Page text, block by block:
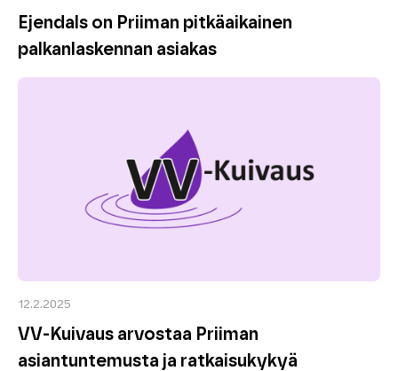
Ejendals on Priiman pitkäaikainen
palkanlaskennan asiakas
12.2.2025
VV-Kuivaus arvostaa Priiman
asiantuntemusta ja ratkaisukykyä